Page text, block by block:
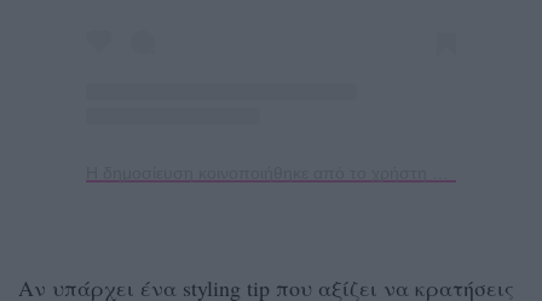
Αν υπάρχει ένα styling tip που αξίζει να κρατήσεις